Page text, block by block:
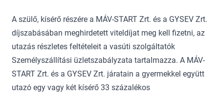
A szülő, kísérő részére a MÁV-START Zrt. és a GYSEV Zrt.
díjszabásában meghirdetett viteldíjat meg kell fizetni, az
utazás részletes feltételeit a vasúti szolgáltatók
Személyszállítási üzletszabályzata tartalmazza. A MÁV-
START Zrt. és a GYSEV Zrt. járatain a gyermekkel együtt
utazó egy vagy két kísérő 33 százalékos